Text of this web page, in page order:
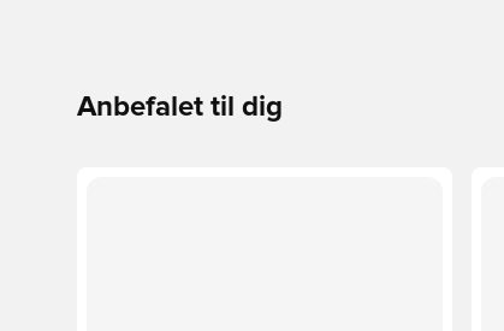
Anbefalet til dig